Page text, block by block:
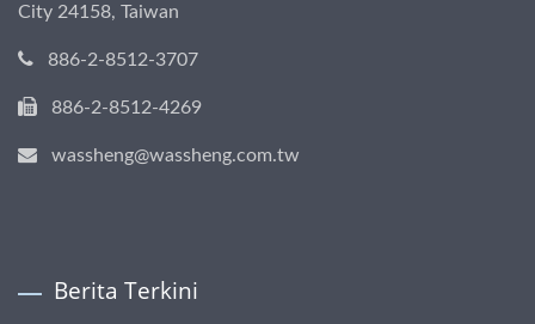
City 24158, Taiwan
886-2-8512-3707
886-2-8512-4269
wassheng@wassheng.com.tw
Berita Terkini